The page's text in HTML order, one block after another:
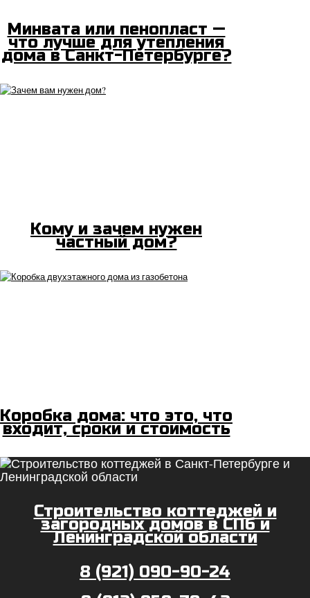
Минвата или пенопласт —
что лучше для утепления
дома в Санкт-Петербурге?
Кому и зачем нужен
частный дом?
Коробка дома: что это, что
входит, сроки и стоимость
Строительство коттеджей и
загородных домов в СПб и
Ленинградской области
8 (921) 090-90-24